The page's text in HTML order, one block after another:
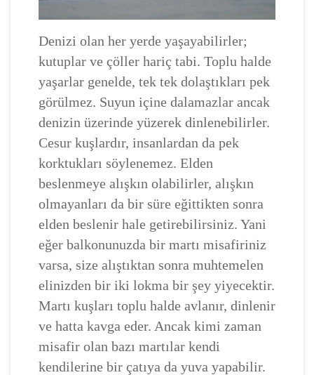
Denizi olan her yerde yaşayabilirler;
kutuplar ve çöller hariç tabi. Toplu halde
yaşarlar genelde, tek tek dolaştıkları pek
görülmez. Suyun içine dalamazlar ancak
denizin üzerinde yüzerek dinlenebilirler.
Cesur kuşlardır, insanlardan da pek
korktukları söylenemez. Elden
beslenmeye alışkın olabilirler, alışkın
olmayanları da bir süre eğittikten sonra
elden beslenir hale getirebilirsiniz. Yani
eğer balkonunuzda bir martı misafiriniz
varsa, size alıştıktan sonra muhtemelen
elinizden bir iki lokma bir şey yiyecektir.
Martı kuşları toplu halde avlanır, dinlenir
ve hatta kavga eder. Ancak kimi zaman
misafir olan bazı martılar kendi
kendilerine bir çatıya da yuva yapabilir.